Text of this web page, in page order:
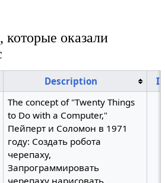
оказали
Description
The concept of "Twenty Things
to Do with a Computer,"
Пейперт и Соломон в 1971
году: Создать робота
черепаху,
Запрограммировать